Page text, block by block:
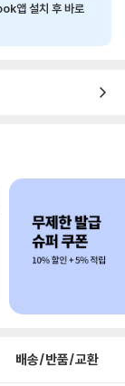
앱 설치 후 바로
배송/반품/교환